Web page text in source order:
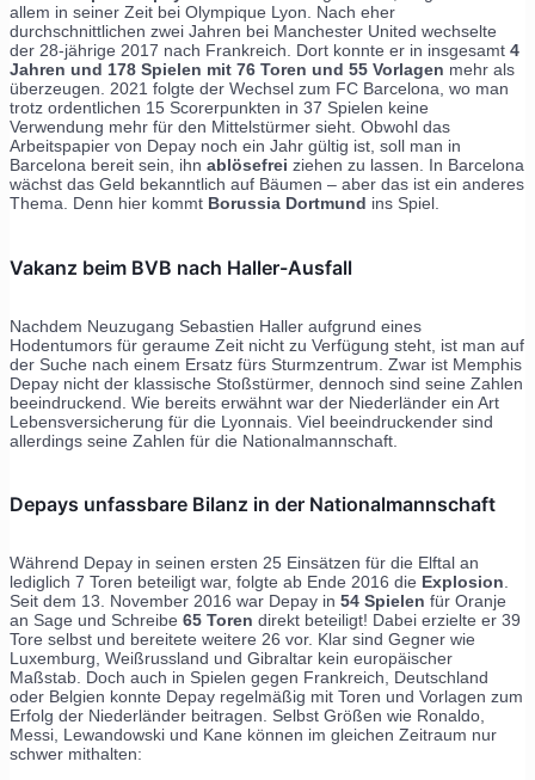
allem in seiner Zeit bei Olympique Lyon. Nach eher
durchschnittlichen zwei Jahren bei Manchester United wechselte
der 28-jährige 2017 nach Frankreich. Dort konnte er in insgesamt 4
Jahren und 178 Spielen mit 76 Toren und 55 Vorlagen mehr als
überzeugen. 2021 folgte der Wechsel zum FC Barcelona, wo man
trotz ordentlichen 15 Scorerpunkten in 37 Spielen keine
Verwendung mehr für den Mittelstürmer sieht. Obwohl das
Arbeitspapier von Depay noch ein Jahr gültig ist, soll man in
Barcelona bereit sein, ihn ablösefrei ziehen zu lassen. In Barcelona
wächst das Geld bekanntlich auf Bäumen – aber das ist ein anderes
Thema. Denn hier kommt Borussia Dortmund ins Spiel.
Vakanz beim BVB nach Haller-Ausfall
Nachdem Neuzugang Sebastien Haller aufgrund eines
Hodentumors für geraume Zeit nicht zu Verfügung steht, ist man auf
der Suche nach einem Ersatz fürs Sturmzentrum. Zwar ist Memphis
Depay nicht der klassische Stoßstürmer, dennoch sind seine Zahlen
beeindruckend. Wie bereits erwähnt war der Niederländer ein Art
Lebensversicherung für die Lyonnais. Viel beeindruckender sind
allerdings seine Zahlen für die Nationalmannschaft.
Depays unfassbare Bilanz in der Nationalmannschaft
Während Depay in seinen ersten 25 Einsätzen für die Elftal an
lediglich 7 Toren beteiligt war, folgte ab Ende 2016 die Explosion.
Seit dem 13. November 2016 war Depay in 54 Spielen für Oranje
an Sage und Schreibe 65 Toren direkt beteiligt! Dabei erzielte er 39
Tore selbst und bereitete weitere 26 vor. Klar sind Gegner wie
Luxemburg, Weißrussland und Gibraltar kein europäischer
Maßstab. Doch auch in Spielen gegen Frankreich, Deutschland
oder Belgien konnte Depay regelmäßig mit Toren und Vorlagen zum
Erfolg der Niederländer beitragen. Selbst Größen wie Ronaldo,
Messi, Lewandowski und Kane können im gleichen Zeitraum nur
schwer mithalten: